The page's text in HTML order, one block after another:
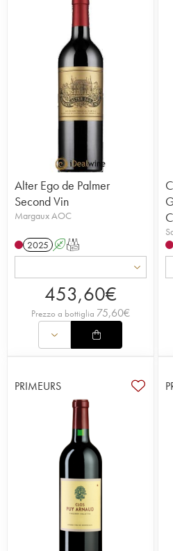
Alter Ego de Palmer
Second Vin
Margaux AOC
2025 AT
453,60€
Prezzo a bottiglia 75,60€
PRIMEURS